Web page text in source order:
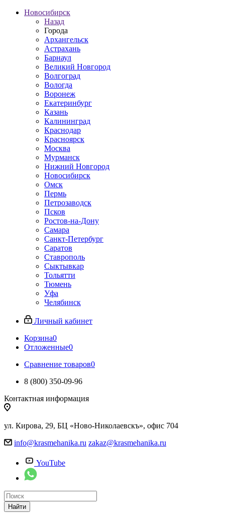
Новосибирск
Назад
Города
Архангельск
Астрахань
Барнаул
Великий Новгород
Волгоград
Вологда
Воронеж
Екатеринбург
Казань
Калининград
Краснодар
Красноярск
Москва
Мурманск
Нижний Новгород
Новосибирск
Омск
Пермь
Петрозаводск
Псков
Ростов-на-Дону
Самара
Санкт-Петербург
Саратов
Ставрополь
Сыктывкар
Тольятти
Тюмень
Уфа
Челябинск
Личный кабинет
Корзина0
Отложенные0
Сравнение товаров0
8 (800) 350-09-96
Контактная информация
ул. Кирова, 29, БЦ «Ново-Николаевскъ», офис 704
info@krasmehanika.ru zakaz@krasmehanika.ru
YouTube
Найти